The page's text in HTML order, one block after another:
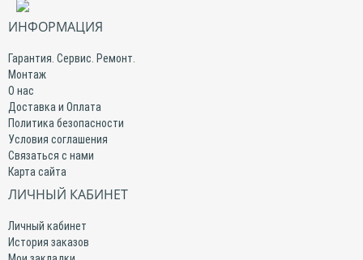
ИНФОРМАЦИЯ
Гарантия. Сервис. Ремонт.
Монтаж
О нас
Доставка и Оплата
Политика безопасности
Условия соглашения
Связаться с нами
Карта сайта
ЛИЧНЫЙ КАБИНЕТ
Личный кабинет
История заказов